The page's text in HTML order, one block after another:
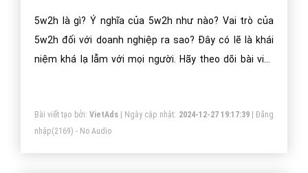
5w2h là gì? Ý nghĩa của 5w2h như nào? Vai trò của
5w2h đối với doanh nghiệp ra sao? Đây có lẽ là khái
niệm khá lạ lẫm với mọi người. Hãy theo dõi bài viết
Bài viết tạo bởi: VietAds| Ngày cập nhật: 2024-12-27 19:17:39|Đăng
nhập(2169) - No Audio